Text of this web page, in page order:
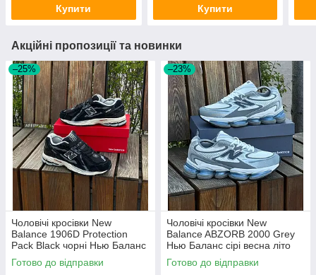
Купити Купити
Акційні пропозиції та новинки
–25%
Чоловічі кросівки New
Balance 1906D Protection
Pack Black чорні Нью Баланс
замшеві весна літо
демісезонні
Готово до відправки
–23%
Чоловічі кросівки New
Balance ABZORB 2000 Grey
Нью Баланс сірі весна літо
Готово до відправки